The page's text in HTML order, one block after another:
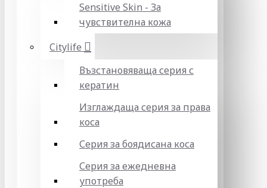
Sensitive Skin - За
чувствителна кожа
Citylife
Възстановяваща серия с
кератин
Изглаждаща серия за права
коса
Серия за боядисана коса
Серия за ежедневна
употреба